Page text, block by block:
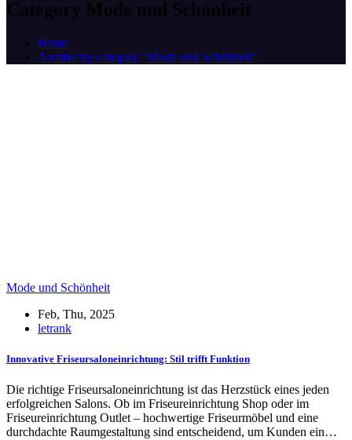
Category Mode und Schönheit
Home
Archive by category "Mode und Schönheit"
Mode und Schönheit
Feb, Thu, 2025
letrank
Innovative Friseursaloneinrichtung: Stil trifft Funktion
Die richtige Friseursaloneinrichtung ist das Herzstück eines jeden
erfolgreichen Salons. Ob im Friseureinrichtung Shop oder im
Friseureinrichtung Outlet – hochwertige Friseurmöbel und eine
durchdachte Raumgestaltung sind entscheidend, um Kunden ein…